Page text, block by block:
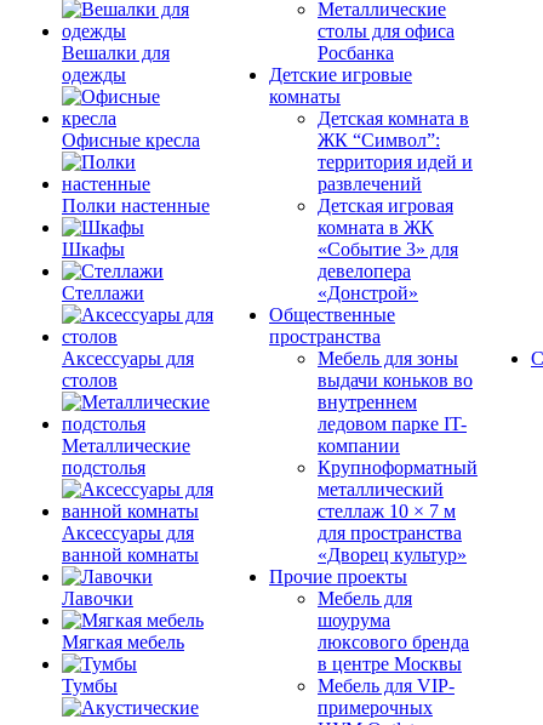
Вешалки для
одежды
Офисные кресла
Полки настенные
Шкафы
Стеллажи
Аксессуары для
столов
Металлические
подстолья
Аксессуары для
ванной комнаты
Лавочки
Мягкая мебель
Тумбы
Металлические
столы для офиса
Росбанка
Детские игровые
комнаты
Детская комната в
ЖК “Символ”:
территория идей и
развлечений
Детская игровая
комната в ЖК
«Событие 3» для
девелопера
«Донстрой»
Общественные
пространства
Мебель для зоны
выдачи коньков во
внутреннем
ледовом парке IT-
компании
Крупноформатный
металлический
стеллаж 10 × 7 м
для пространства
«Дворец культур»
Прочие проекты
Мебель для
шоурума
люксового бренда
в центре Москвы
Мебель для VIP-
примерочных